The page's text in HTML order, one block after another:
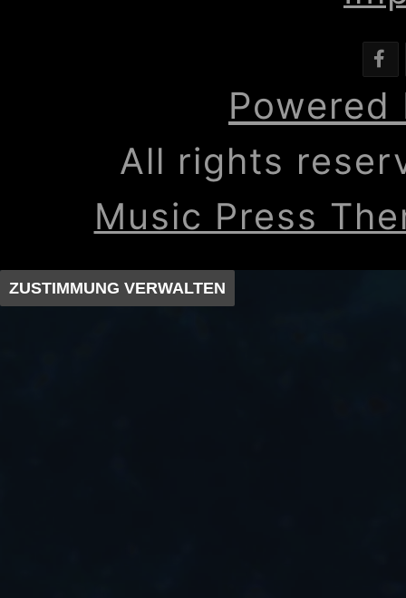
Powered
All rights
Music Press
ZUSTIMMUNG VERWALTEN